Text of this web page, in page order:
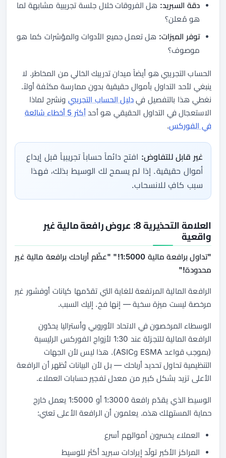
دقة السبريد: هل الفروقات خلال جلسة تجريبية مشابهة لما
هو مُعلن؟
توفر الميزات: هل تعمل جميع الأدوات والمؤشرات كما هو
موصوف؟
الحساب التجريبي هو أيضاً ميدان تدريبك الخالي من المخاطر. لا
ينبغي لأحد التداول بأموال حقيقية بدون ممارسة مكثفة أولاً.
نغطي هذا بالتفصيل فيدليل الحساب التجريبي ونشرح لماذا
الاستعجال في التداول الحقيقي هو أحد
أكثر 5 أخطاء شائعة
في الفوركس.
غير قابل للتفاوض: افتح دائماً حساباً تجريبياً قبل إيداع
أموال حقيقية. إذا لم يسمح لك الوسيط بذلك، فهذا
سبب كافٍ للانسحاب.
العلامة التحذيرية 8: عروض رافعة مالية غير
واقعية
"تداول برافعة مالية 1:5000!" "عظّم أرباحك برافعة مالية غير
محدودة!"
الرافعة المالية المرتفعة للغاية التي تقدّمها كيانات أوفشور غير
مرخصة ليست ميزة سخية — إنها فخ. إليك السبب.
الوسطاء المرخصون في الاتحاد الأوروبي وأستراليا يحدّون
الرافعة المالية للتجزئة عند 1:30 لأزواج الفوركس الرئيسية
(بموجب قواعد ESMA وASIC). هذا ليس لأن الجهات
التنظيمية تحاول تحديد أرباحك — بل لأن البيانات تُظهر أن الرافعة
الأعلى تزيد بشكل كبير من معدل تفجير حسابات العملاء.
الوسيط الذي يقدّم رافعة 1:3000 أو 1:5000 يعمل خارج
حماية المستهلك هذه. يعلمون أن الرافعة الأعلى تعني:
العملاء يخسرون أموالهم أسرع
المراكز الأكبر تولّد إيرادات سبريد أكثر للوسيط